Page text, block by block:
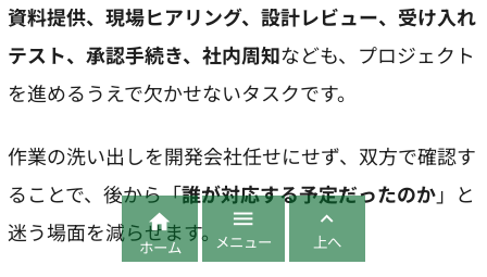
資料提供、現場ヒアリング、設計レビュー、受け入れ
テスト、承認手続き、社内周知なども、プロジェクト
を進めるうえで欠かせないタスクです。
作業の洗い出しを開発会社任せにせず、双方で確認す
ることで、後から「誰が対応する予定だったのか」と
迷う場面を減らせます。

ホーム

メニュー

上へ